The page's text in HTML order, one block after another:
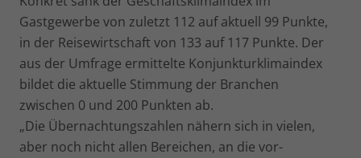
Gastgewerbe von zuletzt 112 auf aktuell 99 Punkte,
in der Reisewirtschaft von 133 auf 117 Punkte. Der
aus der Umfrage ermittelte Konjunkturklimaindex
bildet die aktuelle Stimmung der Branchen
zwischen 0 und 200 Punkten ab.
„Die Übernachtungszahlen nähern sich in vielen,
aber noch nicht allen Bereichen, an die vor-